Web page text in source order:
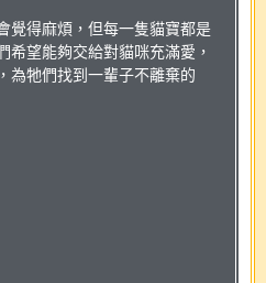
覺得麻煩，但每一隻貓寶都是
希望能夠交給對貓咪充滿愛，
為牠們找到一輩子不離棄的